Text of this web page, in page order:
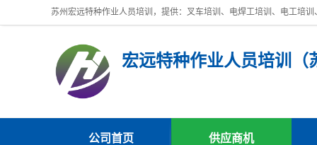
公司首页 供应商机